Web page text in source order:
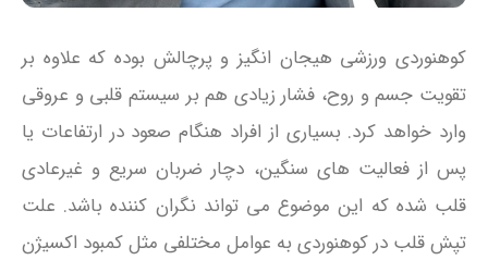
کوهنوردی ورزشی هیجان‌ انگیز و پرچالش بوده که علاوه بر
تقویت جسم و روح، فشار زیادی هم بر سیستم قلبی و عروقی
وارد خواهد کرد. بسیاری از افراد هنگام صعود در ارتفاعات یا
پس از فعالیت‌ های سنگین، دچار ضربان سریع و غیرعادی
قلب شده که این موضوع می‌ تواند نگران‌ کننده باشد. علت
تپش قلب در کوهنوردی به عوامل مختلفی مثل کمبود اکسیژن